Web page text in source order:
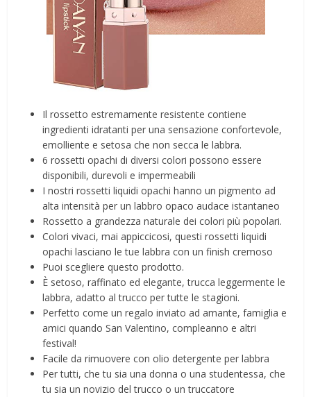
Il rossetto estremamente resistente contiene
ingredienti idratanti per una sensazione confortevole,
emolliente e setosa che non secca le labbra.
6 rossetti opachi di diversi colori possono essere
disponibili, durevoli e impermeabili
I nostri rossetti liquidi opachi hanno un pigmento ad
alta intensità per un labbro opaco audace istantaneo
Rossetto a grandezza naturale dei colori più popolari.
Colori vivaci, mai appiccicosi, questi rossetti liquidi
opachi lasciano le tue labbra con un finish cremoso
Puoi scegliere questo prodotto.
È setoso, raffinato ed elegante, trucca leggermente le
labbra, adatto al trucco per tutte le stagioni.
Perfetto come un regalo inviato ad amante, famiglia e
amici quando San Valentino, compleanno e altri
festival!
Facile da rimuovere con olio detergente per labbra
Per tutti, che tu sia una donna o una studentessa, che
tu sia un novizio del trucco o un truccatore